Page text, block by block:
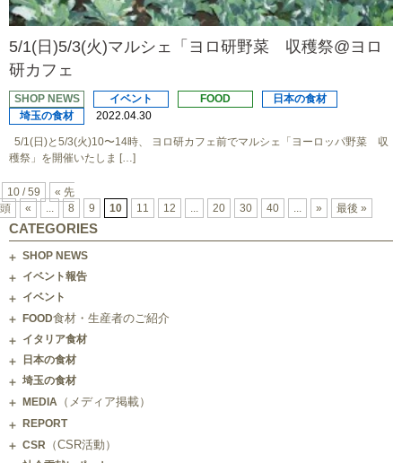
5/1(日)5/3(火)マルシェ「ヨロ研野菜 収穫祭@ヨロ
研カフェ
SHOP NEWS イベント FOOD
日本の食材
埼玉の食材
2022.04.30
5/1(日)と5/3(火)10〜14時、 ヨロ研カフェ前でマルシェ「ヨーロッパ野菜 収
穫祭」を開催いたしま […]
10 / 59
« 先
頭
« ... 8 9 10 11 12 ... 20 30 40 ... » 最後 »
CATEGORIES
SHOP NEWS
イベント報告
イベント
FOOD食材・生産者のご紹介
イタリア食材
日本の食材
埼玉の食材
MEDIA （メディア掲載）
REPORT
CSR
（CSR活動）